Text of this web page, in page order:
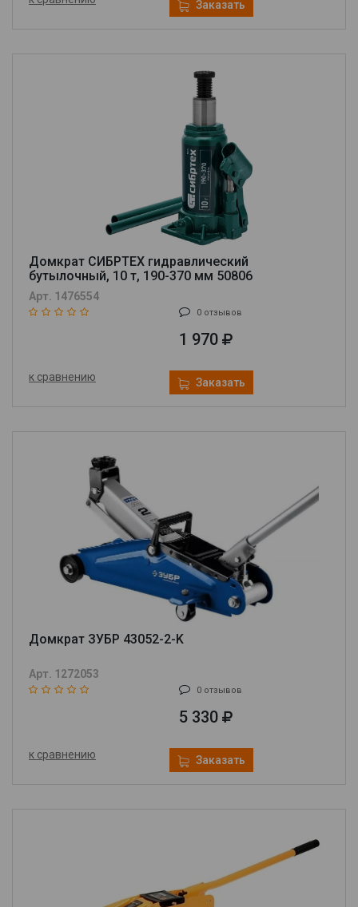
Заказать
Домкрат СИБРТЕХ гидравлический
бутылочный, 10 т, 190-370 мм 50806
Арт. 1476554
0 отзывов
1 970
к сравнению Заказать
Домкрат ЗУБР 43052-2-K
Арт. 1272053
0 отзывов
5 330
к сравнению Заказать